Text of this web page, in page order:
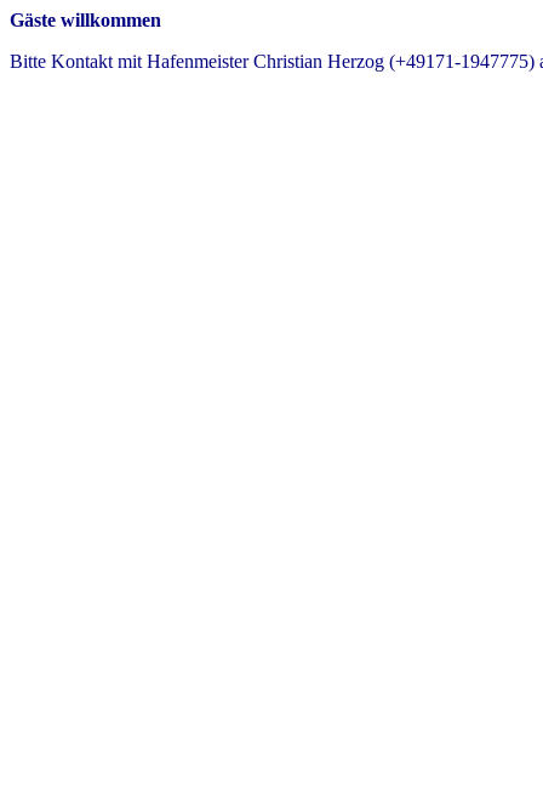
Gäste willkommen
Bitte Kontakt mit Hafenmeister Christian Herzog (+49171-1947775)